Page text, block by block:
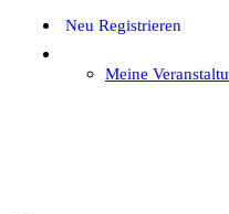
Neu Registrieren
Meine